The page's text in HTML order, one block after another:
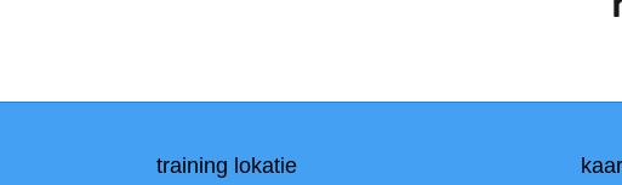
training lokatie